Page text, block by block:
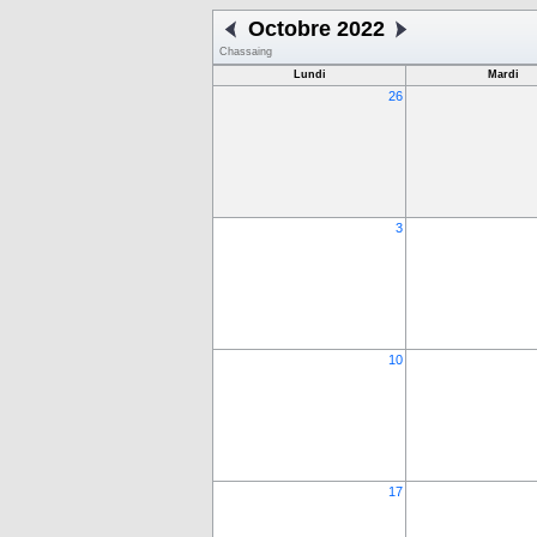
Octobre 2022
Chassaing
Lundi
Mardi
26
3
10
17